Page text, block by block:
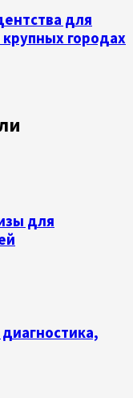
для
городах
для